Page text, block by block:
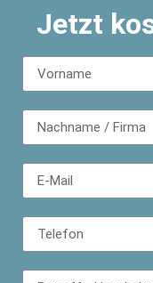
Jetzt